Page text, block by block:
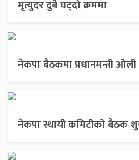
मृत्युदर दुबै घट्दो क्रममा
नेकपा बैठकमा प्रधानमन्त्री
नेकपा स्थायी कमिटीको बैठक